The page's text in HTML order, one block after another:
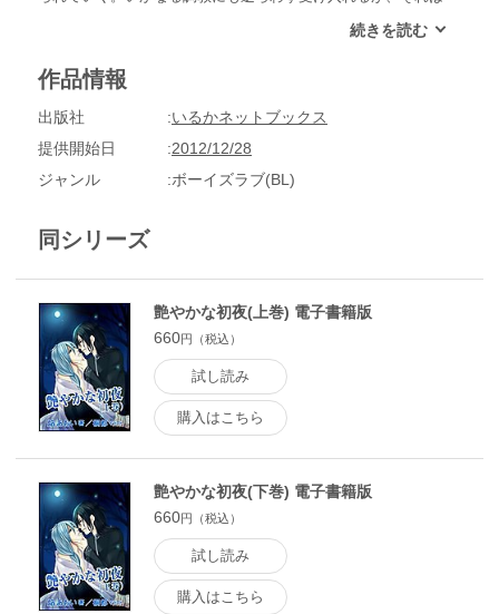
い。しかし日々皇帝や彼を取り巻く人と接していくうちに気持
作品情報
出版社
いるかネットブックス
提供開始日
2012/12/28
ジャンル
ボーイズラブ(BL)
同シリーズ
艶やかな初夜(上巻) 電子書籍版
660円（税込）
試し読み
購入はこちら
艶やかな初夜(下巻) 電子書籍版
660円（税込）
試し読み
購入はこちら